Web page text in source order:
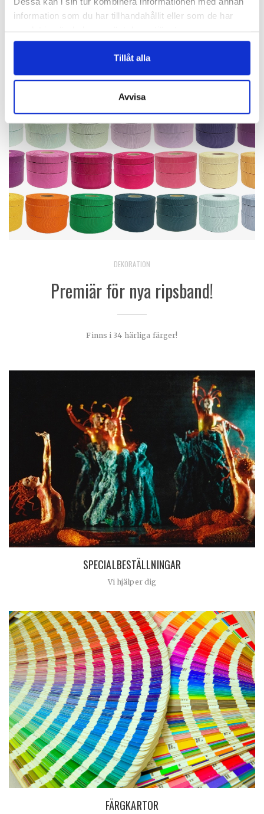
information som du har tillhandahållit eller som de har
Tillåt alla
Avvisa
DEKORATION
Premiär för nya ripsband!
Finns i 34 härliga färger!
SPECIALBESTÄLLNINGAR
Vi hjälper dig
FÄRGKARTOR